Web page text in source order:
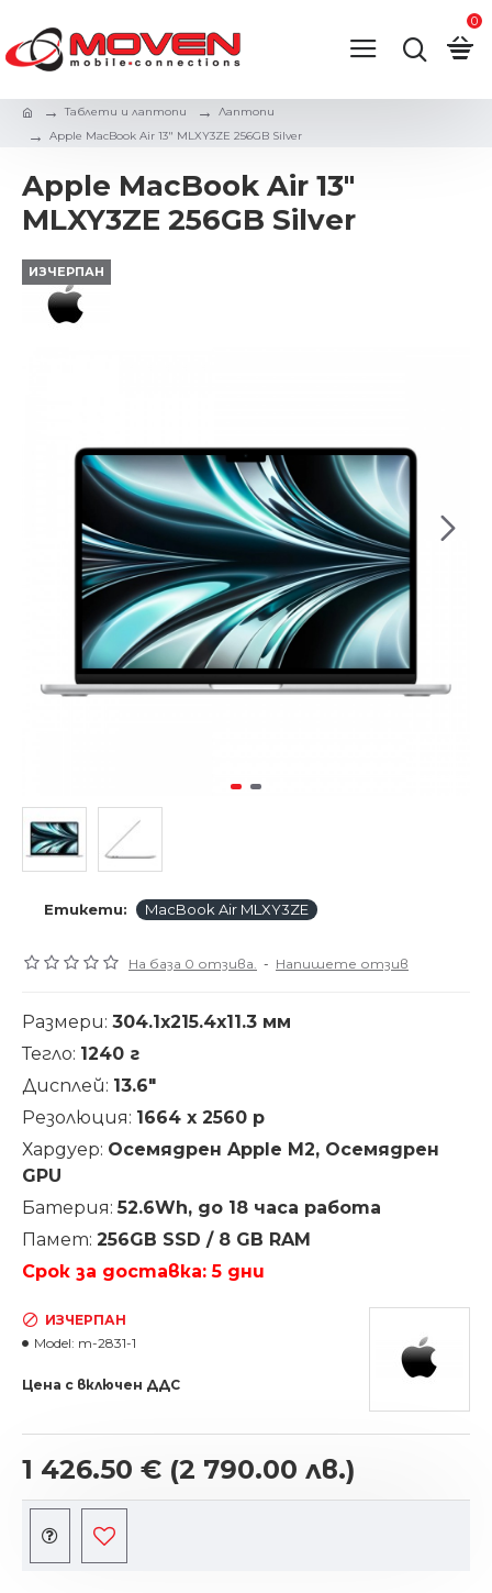
0
Таблети и лаптопи
Лаптопи
Apple MacBook Air 13" MLXY3ZE 256GB Silver
Apple MacBook Air 13"
MLXY3ZE 256GB Silver
ИЗЧЕРПАН
Етикети: MacBook Air MLXY3ZE
На база 0 отзива. - Напишете отзив
1 426.50 € (2 790.00 лв.)
ИЗЧЕРПАН
Model: m-2831-1
Цена с включен ДДС
Размери: 304.1x215.4x11.3 мм
Тегло: 1240 г
Дисплей: 13.6"
Резолюция: 1664 х 2560 p
Хардуер: Осемядрен Apple M2, Осемядрен
GPU
Батерия:52.6Wh, до 18 часа работа
Памет: 256GB SSD / 8 GB RAM
Срок за доставка: 5 дни